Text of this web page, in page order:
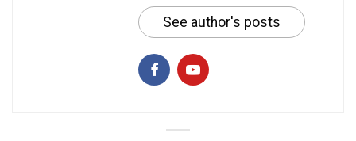
See author's posts